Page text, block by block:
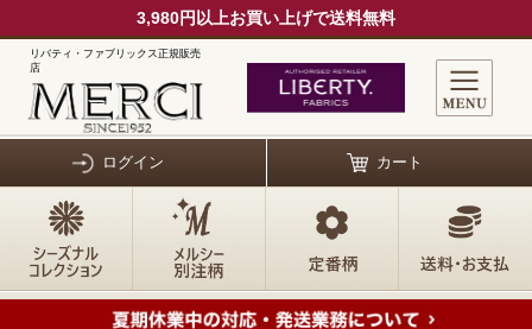
3,980円以上お買い上げで送料無料
リバティ・ファブリックス正規販売
店
ログイン カート